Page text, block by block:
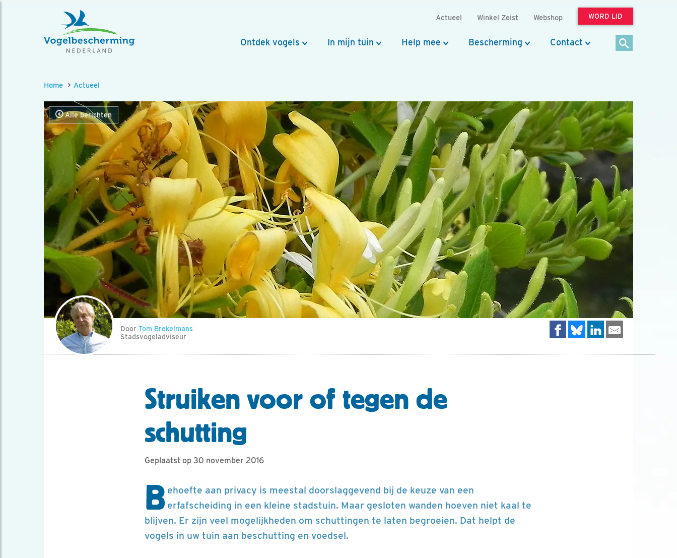
Actueel Winkel Zeist Webshop WORD LID
Ontdek vogels In mijn tuin Help mee Bescherming Contact
Home Actueel
Alle berichten
Door Tom Brekelmans
Stadsvogeladviseur
Struiken voor of tegen de
schutting
Geplaatst op 30 november 2016
B ehoefte aan privacy is meestal doorslaggevend bij de keuze van een
erfafscheiding in een kleine stadstuin. Maar gesloten wanden hoeven niet kaal te
blijven. Er zijn veel mogelijkheden om schuttingen te laten begroeien. Dat helpt de
vogels in uw tuin aan beschutting en voedsel.